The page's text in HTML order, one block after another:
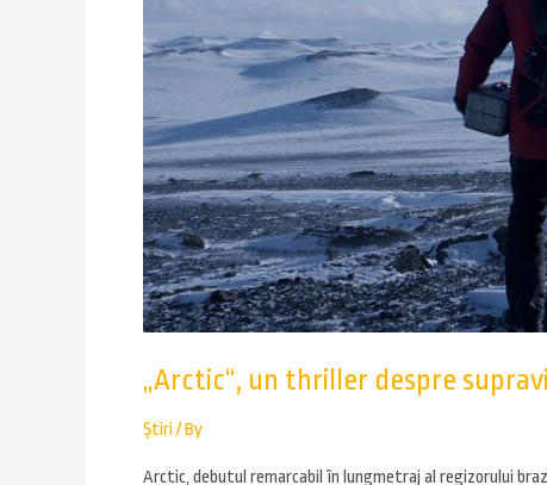
„Arctic“, un thriller despre
Știri/ By
Arctic, debutul remarcabil în lungmetraj al regizorului